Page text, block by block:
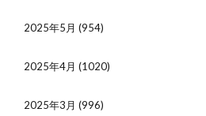
2025年5月 (954)
2025年4月 (1020)
2025年3月 (996)